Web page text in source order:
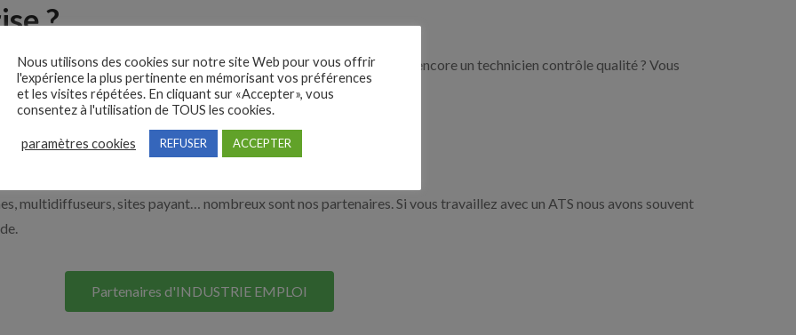
?
l’industrie par exemple un mécanicien maintenance, un cariste ou encore un technicien contrôle qualité ? Vous
aider à recruter en cliquant sur le bouton ci-dessous.
Nos solutions entreprises
multidiffuseurs, sites payant… nombreux sont nos partenaires. Si vous travaillez avec un ATS nous avons souvent
Partenaires d'INDUSTRIE EMPLOI
Nous utilisons des cookies sur notre site Web pour vous offrir
l'expérience la plus pertinente en mémorisant vos préférences
et les visites répétées. En cliquant sur «Accepter», vous
consentez à l'utilisation de TOUS les cookies.
paramètres cookies REFUSER ACCEPTER